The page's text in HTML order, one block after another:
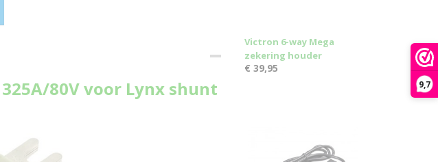
9,7
80V voor Lynx shunt
Victron 6-way Mega
zekering houder
€ 39,95